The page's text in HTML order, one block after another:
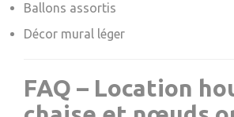
Ballons assortis
Décor mural léger
FAQ – Location